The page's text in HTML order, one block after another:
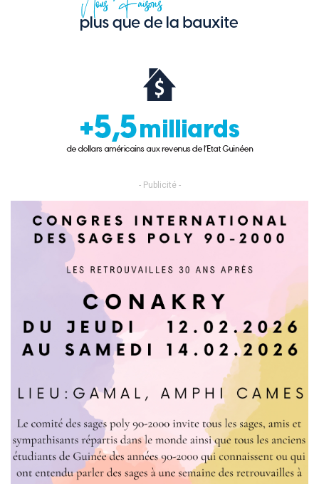
- Publicité -